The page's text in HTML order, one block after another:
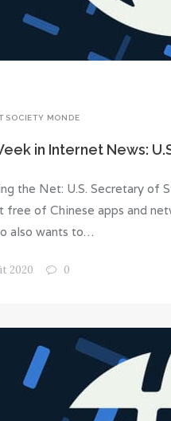
SOCIETY MONDE
in Internet News:
the Net: U.S. Secretary of
free of Chinese apps and
also wants to…
2020 0